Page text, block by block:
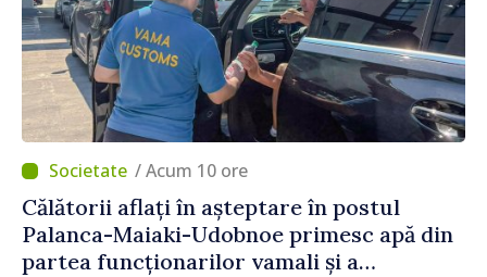
/ Acum 10 ore
Călătorii aflați în așteptare în postul
Palanca-Maiaki-Udobnoe primesc apă din
partea funcționarilor vamali și a